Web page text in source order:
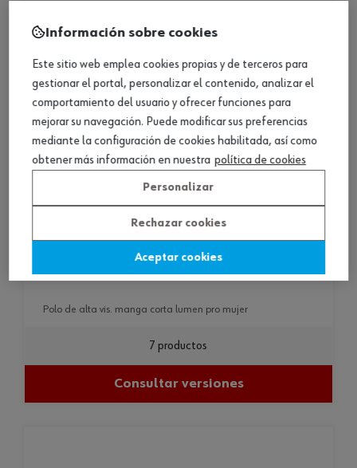
polo de alta vis. manga corta lumen pro mujer
polo de alta vis. manga corta lumen pro mujer
7 productos
Consultar versiones
Información sobre cookies
Este sitio web emplea cookies propias y de terceros para
gestionar el portal, personalizar el contenido, analizar el
comportamiento del usuario y ofrecer funciones para
mejorar su navegación. Puede modificar sus preferencias
mediante la configuración de cookies habilitada, así como
obtener más información en nuestra política de cookies
Personalizar
Rechazar cookies
Aceptar cookies